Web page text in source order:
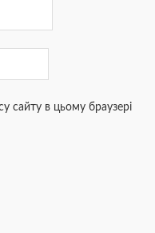
сайту в цьому браузері